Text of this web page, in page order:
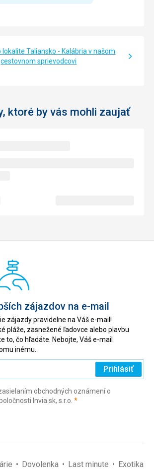
lokalite Taliansko - Kalábria v našom
cestovnom sprievodcovi
ktoré by vás mohli zaujať
zájazdov na e-mail
zájazdy pravidelne na Váš e-mail!
pláže, zasnežené ľadovce alebo plavbu
to, čo hľadáte. Nebojte, Váš e-mail
inému.
Prihlásiť
obchodných oznámení o
Invia.sk, s.r.o. *(povinné)
Dovolenka Last minute
Exotika